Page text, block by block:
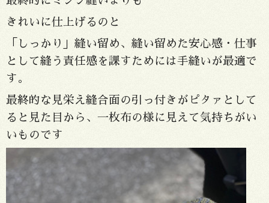
きれいに仕上げるのと
「しっかり」縫い留め、縫い留めた安心感・仕事
として縫う責任感を課すためには手縫いが最適で
す。
最終的な見栄え縫合面の引っ付きがピタァとして
ると見た目から、一枚布の様に見えて気持ちがい
いものです